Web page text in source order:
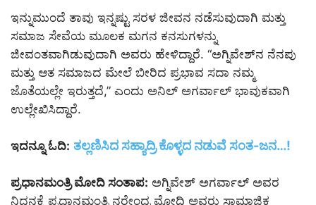
ಇನ್ನುಮುಂದೆ ತಾವು ಇನ್ನಷ್ಟು ಸರಳ ಜೀವನ ನಡೆಸುವುದಾಗಿ ಮತ್ತು
ಸಮಾಜ ಸೇವೆಯ ಮೂಲಕ ಮಗನ ಕನಸುಗಳನ್ನು
ಜೀವಂತವಾಗಿಡುವುದಾಗಿ ಅವರು ಹೇಳಿದ್ದಾರೆ. “ಅಗ್ನಿವೇಶ್‌ನ ನೆನಪು
ಮತ್ತು ಆತ ಸಮಾಜದ ಮೇಲೆ ಬೀರಿದ ಪ್ರಭಾವ ಸದಾ ನಮ್ಮ
ಜೊತೆಯಲ್ಲೇ ಇರುತ್ತದೆ,” ಎಂದು ಅನಿಲ್ ಅಗರ್ವಾಲ್ ಭಾವುಕವಾಗಿ
ಉಲ್ಲೇಖಿಸಿದ್ದಾರೆ.
ಇದನ್ನೂ ಓದಿ: ತಲ್ಲಣಿಸಿದ ಸಹ್ಯಾದ್ರಿ ಕೊಳ್ಳದ ನಡುವೆ ಸಂತ-ಜನ…!
ಪ್ರಧಾನಮಂತ್ರಿ ಮೋದಿ ಸಂತಾಪ: ಅಗ್ನಿವೇಶ್ ಅಗರ್ವಾಲ್ ಅವರ
ನಿಧನಕ್ಕೆ ಪ್ರಧಾನಮಂತ್ರಿ ನರೇಂದ್ರ ಮೋದಿ ಅವರು ಸಾಮಾಜಿಕ